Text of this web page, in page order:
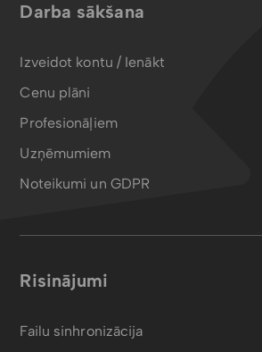
Darba sākšana
Izveidot kontu / Ienākt
Cenu plāni
Profesionāļiem
Uzņēmumiem
Noteikumi un GDPR
Risinājumi
Failu sinhronizācija